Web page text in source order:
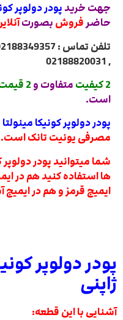
جهت خریدپودر دولوپر
حاضرفروش بصورت
, 02188820031
2 کیفیت
متفاوت و 2 قیمت
است.
پودر دولوپر کونیکا
مصرفی یونیت تانک است.
شما میتوانید پودر دولوپر
ها استفاده کنید هم در
ایمیج قرمز و هم در ایمیج
پودر دولوپر
ژاپنی
آشنایی با این قطعه: